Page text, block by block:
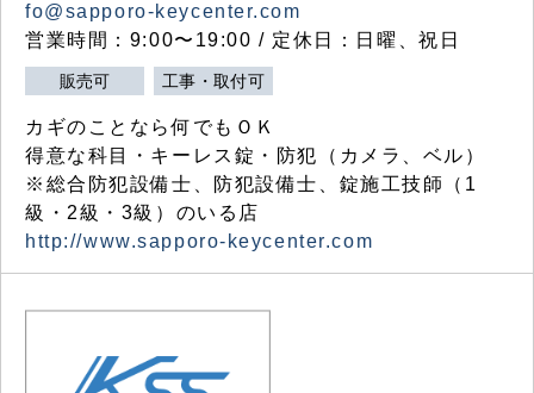
fo@sapporo-keycenter.com
営業時間：9:00〜19:00 / 定休日：日曜、祝日
販売可 工事・取付可
カギのことなら何でもＯＫ
得意な科目・キーレス錠・防犯（カメラ、ベル）
※総合防犯設備士、防犯設備士、錠施工技師（1
級・2級・3級）のいる店
http://www.sapporo-keycenter.com